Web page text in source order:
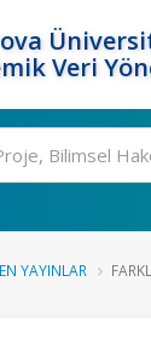
Veri
YAYINLAR